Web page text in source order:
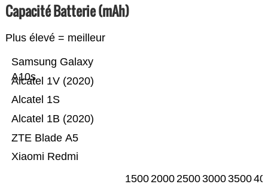
Capacité Batterie (mAh)
Plus élevé = meilleur
Xiaomi Redmi
ZTE Blade A5
Alcatel 1B (2020)
Alcatel 1S
Alcatel 1V (2020)
Samsung Galaxy
A10s
15002000250030003500